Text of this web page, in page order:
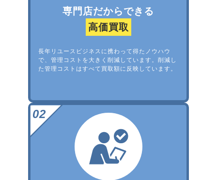
専門店だからできる
高価買取
長年リユースビジネスに携わって得たノウハウ
で、管理コストを大きく削減しています。削減し
た管理コストはすべて買取額に反映しています。